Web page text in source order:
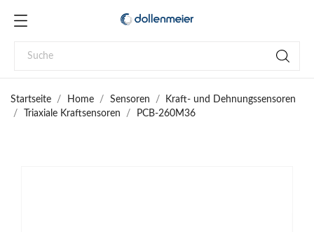
Startseite Home Sensoren
Kraft- und Dehnungssensoren
Triaxiale Kraftsensoren
PCB-260M36